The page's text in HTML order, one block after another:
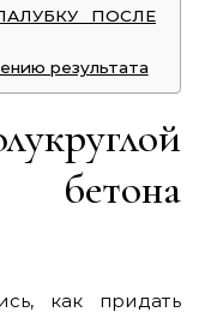
ПОСЛЕ
результата
бетона
как придать